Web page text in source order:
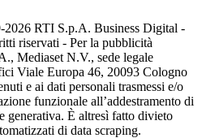
2026 RTI S.p.A. Business Digital -
riservati - Per la pubblicità
Mediaset N.V., sede legale
Viale Europa 46, 20093 Cologno
e ai dati personali trasmessi e/o
funzionale all’addestramento di
generativa. È altresì fatto divieto
di data scraping.